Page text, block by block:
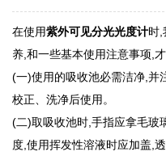
在使用紫外可见分光光度计时,
养,和一些基本使用注意事项,
(一)使用的吸收池必需洁净,并
校正、洗净后使用。
(二)取吸收池时,手指应拿毛玻
度,使用挥发性溶液时应加盖,